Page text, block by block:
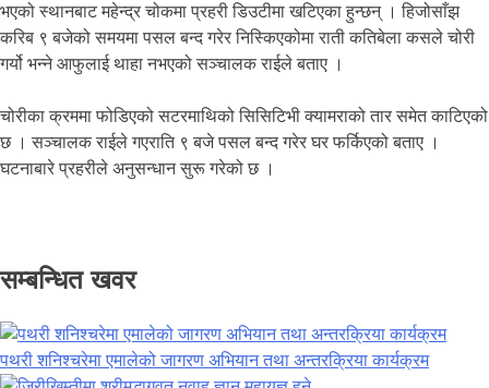
भएको स्थानबाट महेन्द्र चोकमा प्रहरी डिउटीमा खटिएका हुन्छन् । हिजोसाँझ
करिब ९ बजेको समयमा पसल बन्द गरेर निस्किएकोमा राती कतिबेला कसले चोरी
गर्यो भन्ने आफुलाई थाहा नभएको सञ्चालक राईले बताए ।
चोरीका क्रममा फोडिएको सटरमाथिको सिसिटिभी क्यामराको तार समेत काटिएको
छ । सञ्चालक राईले गएराति ९ बजे पसल बन्द गरेर घर फर्किएको बताए ।
घटनाबारे प्रहरीले अनुसन्धान सुरू गरेको छ ।
सम्बन्धित खवर
पथरी शनिश्चरेमा एमालेको जागरण अभियान तथा अन्तरक्रिया कार्यक्रम